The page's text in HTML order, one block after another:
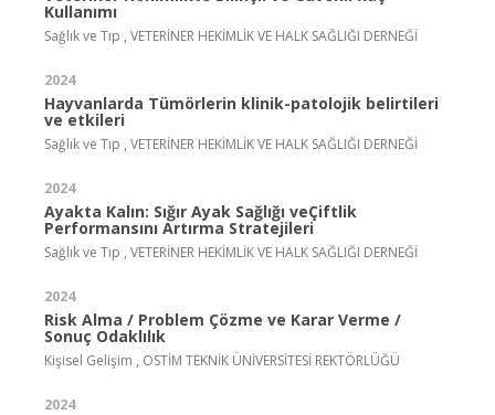
Kullanımı
Sağlık ve Tıp , VETERİNER HEKİMLİK VE HALK SAĞLIĞI DERNEĞİ
2024
Hayvanlarda Tümörlerin klinik-patolojik belirtileri
ve etkileri
Sağlık ve Tıp , VETERİNER HEKİMLİK VE HALK SAĞLIĞI DERNEĞİ
2024
Ayakta Kalın: Sığır Ayak Sağlığı veÇiftlik
Performansını Artırma Stratejileri
Sağlık ve Tıp , VETERİNER HEKİMLİK VE HALK SAĞLIĞI DERNEĞİ
2024
Risk Alma / Problem Çözme ve Karar Verme /
Sonuç Odaklılık
Kişisel Gelişim , OSTİM TEKNİK ÜNİVERSİTESİ REKTÖRLÜĞÜ
2024